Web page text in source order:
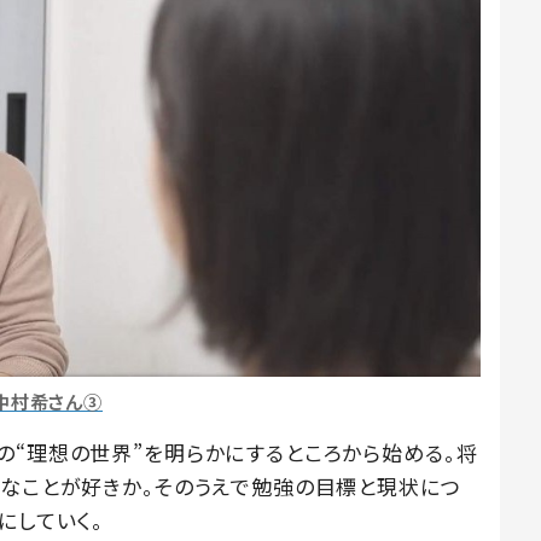
村希さん③
理想の世界”を明らかにするところから始める。将
ことが好きか。そのうえで勉強の目標と現状につ
ていく。